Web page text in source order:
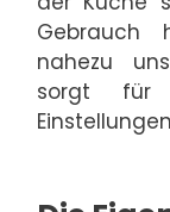
Gebrauch
nahezu
sorgt für